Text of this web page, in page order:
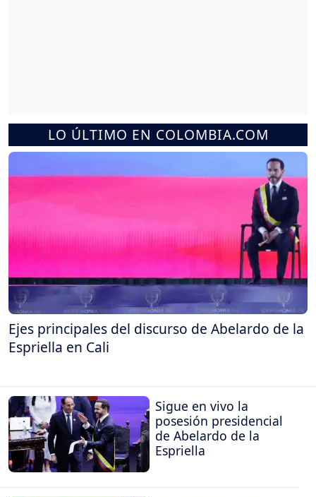
LO ÚLTIMO EN COLOMBIA.COM
Ejes principales del discurso de Abelardo de la
Espriella en Cali
Sigue en vivo la
posesión presidencial
de Abelardo de la
Espriella